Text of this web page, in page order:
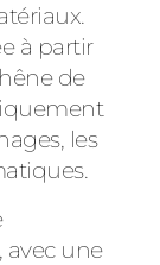
à partir
de
les
avec une